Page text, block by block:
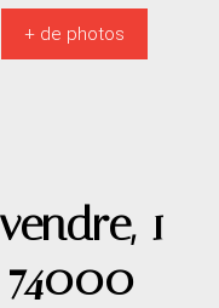
+ de photos
1